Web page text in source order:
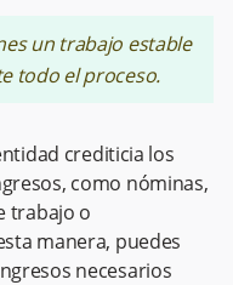
un trabajo estable
todo el proceso.
crediticia los
como nóminas,
trabajo o
manera, puedes
necesarios